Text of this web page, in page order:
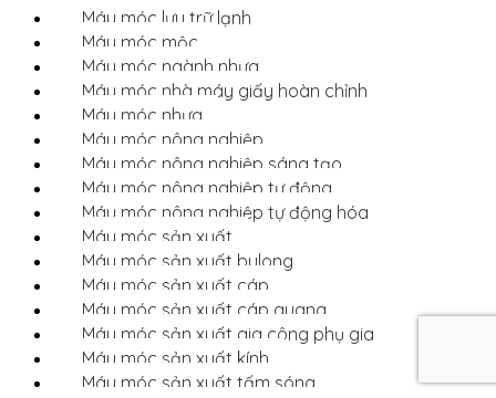
Máy móc lưu trữ lạnh
Máy móc mộc
Máy móc ngành nhựa
Máy móc nhà máy giấy hoàn chỉnh
Máy móc nhựa
Máy móc nông nghiệp
Máy móc nông nghiệp sáng tạo
Máy móc nông nghiệp tự động
Máy móc nông nghiệp tự động hóa
Máy móc sản xuất
Máy móc sản xuất bulong
Máy móc sản xuất cáp
Máy móc sản xuất cáp quang
Máy móc sản xuất gia công phụ gia
Máy móc sản xuất kính
Máy móc sản xuất tấm sóng